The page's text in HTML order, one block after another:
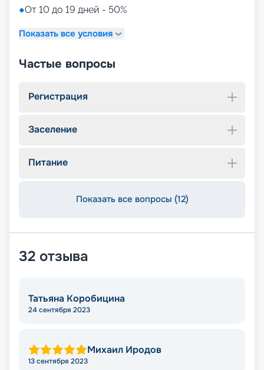
●От 10 до 19 дней - 50%
Показать все условия
Частые вопросы
Регистрация
Заселение
Питание
Показать все вопросы (12)
32 отзыва
Татьяна Коробицина
24 сентября 2023
Михаил Иродов
13 сентября 2023